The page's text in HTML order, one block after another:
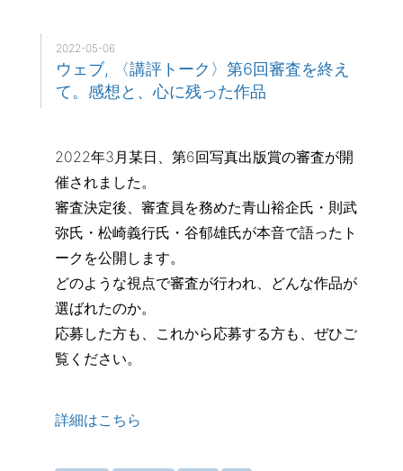
2022-05-06
ウェブ, 〈講評トーク〉第6回審査を終え
て。感想と、心に残った作品
2022年3月某日、第6回写真出版賞の審査が開
催されました。
審査決定後、審査員を務めた青山裕企氏・則武
弥氏・松崎義行氏・谷郁雄氏が本音で語ったト
ークを公開します。
どのような視点で審査が行われ、どんな作品が
選ばれたのか。
応募した方も、これから応募する方も、ぜひご
覧ください。
詳細はこちら